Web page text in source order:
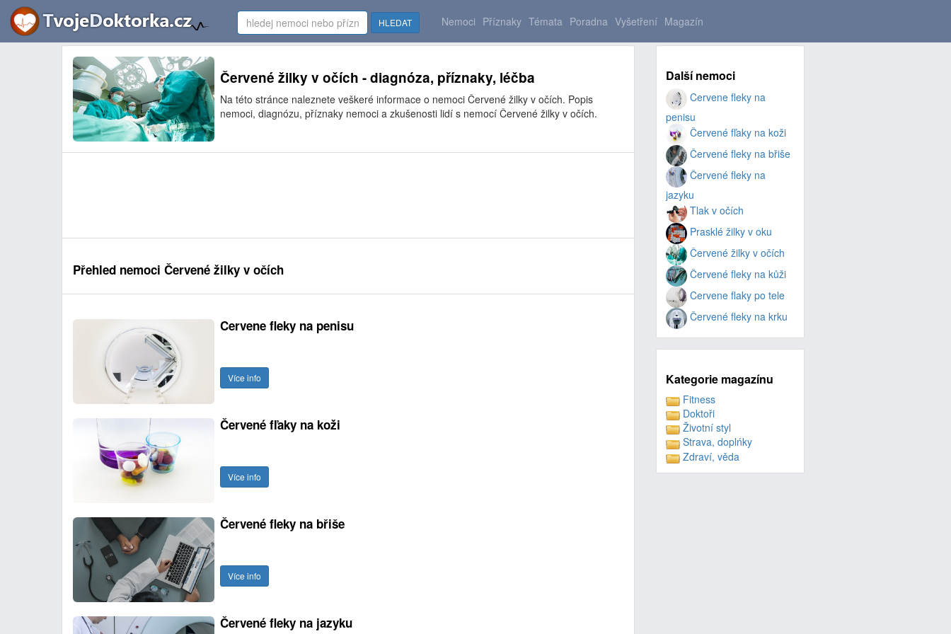
HLEDAT Nemoci Příznaky Témata Poradna Vyšetření Magazín
Červené žilky v očích - diagnóza, příznaky, léčba
Na této stránce naleznete veškeré informace o nemoci Červené žilky v očích. Popis
nemoci, diagnózu, příznaky nemoci a zkušenosti lidí s nemocí Červené žilky v očích.
Přehled nemoci Červené žilky v očích
Cervene fleky na penisu
Více info
Červené fľaky na koži
Více info
Červené fleky na břiše
Více info
Červené fleky na jazyku
Další nemoci
Cervene fleky na
penisu
Červené fľaky na koži
Červené fleky na břiše
Červené fleky na
jazyku
Tlak v očích
Prasklé žilky v oku
Červené žilky v očích
Červené fleky na kůži
Cervene flaky po tele
Červené fleky na krku
Kategorie magazínu
Fitness
Doktoři
Životní styl
Strava, doplńky
Zdraví, věda